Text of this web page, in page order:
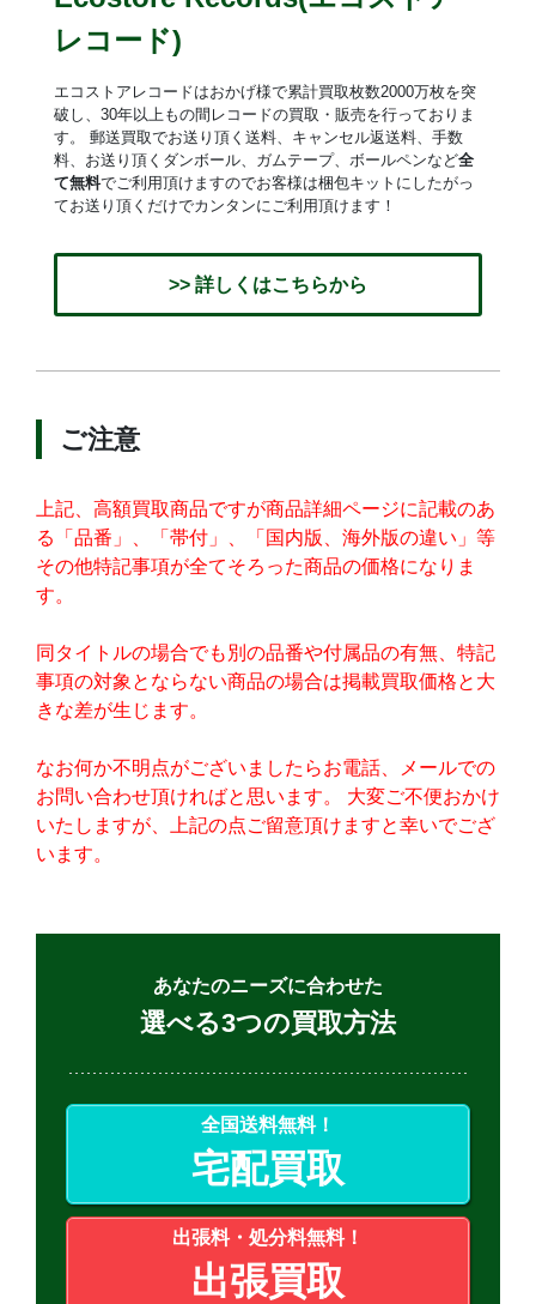
レコード)
エコストアレコードはおかげ様で累計買取枚数2000万枚を突
破し、30年以上もの間レコードの買取・販売を行っておりま
す。 郵送買取でお送り頂く送料、キャンセル返送料、手数
料、お送り頂くダンボール、ガムテープ、ボールペンなど全
て無料でご利用頂けますのでお客様は梱包キットにしたがっ
てお送り頂くだけでカンタンにご利用頂けます！
>> 詳しくはこちらから
ご注意
上記、高額買取商品ですが商品詳細ページに記載のあ
る「品番」、「帯付」、「国内版、海外版の違い」等
その他特記事項が全てそろった商品の価格になりま
す。
同タイトルの場合でも別の品番や付属品の有無、特記
事項の対象とならない商品の場合は掲載買取価格と大
きな差が生じます。
なお何か不明点がございましたらお電話、メールでの
お問い合わせ頂ければと思います。 大変ご不便おかけ
いたしますが、上記の点ご留意頂けますと幸いでござ
います。
あなたのニーズに合わせた
選べる3つの買取方法
全国送料無料！
宅配買取
出張料・処分料無料！
出張買取